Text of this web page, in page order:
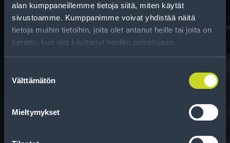
alan kumppaneillemme tietoja siitä, miten käytät
sivustoamme. Kumppanimme voivat yhdistää näitä
tietoja muihin tietoihin, joita olet antanut heille tai joita on
kerätty, kun olet käyttänyt heidän palvelujaan.
valinta
Välttämätön
Mieltymykset
maksuaikaa renkaillesi.
Tavallisen ihmisen tietoa merkinnöistä, renkaista ja